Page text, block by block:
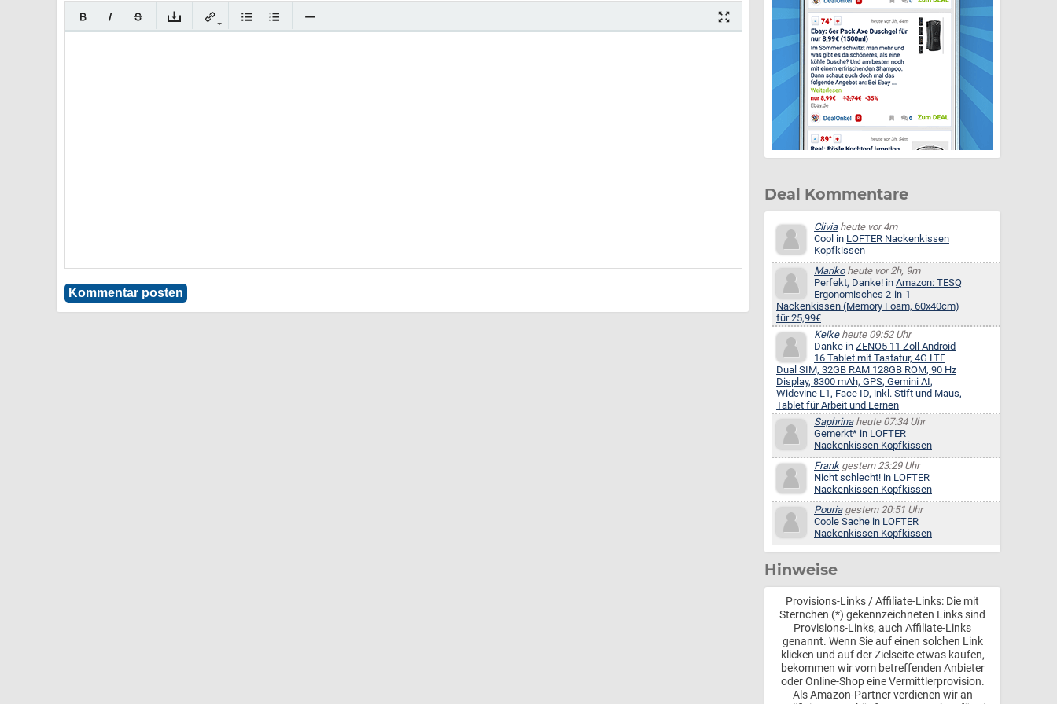
Deal Kommentare
Cliviaheute vor 4m
Cool in LOFTER Nackenkissen
Kopfkissen
Marikoheute vor 2h, 9m
Perfekt, Danke! in Amazon: TESQ
Ergonomisches 2-in-1
Nackenkissen (Memory Foam, 60x40cm)
für 25,99€
Keikeheute 09:52 Uhr
Danke in ZENO5 11 Zoll Android
16 Tablet mit Tastatur, 4G LTE
Dual SIM, 32GB RAM 128GB ROM, 90 Hz
Display, 8300 mAh, GPS, Gemini AI,
Widevine L1, Face ID, inkl. Stift und Maus,
Tablet für Arbeit und Lernen
Saphrinaheute 07:34 Uhr
Gemerkt* in LOFTER
Nackenkissen Kopfkissen
Frankgestern 23:29 Uhr
Nicht schlecht! in LOFTER
Nackenkissen Kopfkissen
Pouriagestern 20:51 Uhr
Coole Sache in LOFTER
Nackenkissen Kopfkissen
Hinweise
Provisions-Links / Affiliate-Links: Die mit
Sternchen (*) gekennzeichneten Links sind
Provisions-Links, auch Affiliate-Links
genannt. Wenn Sie auf einen solchen Link
klicken und auf der Zielseite etwas kaufen,
bekommen wir vom betreffenden Anbieter
oder Online-Shop eine Vermittlerprovision.
Als Amazon-Partner verdienen wir an